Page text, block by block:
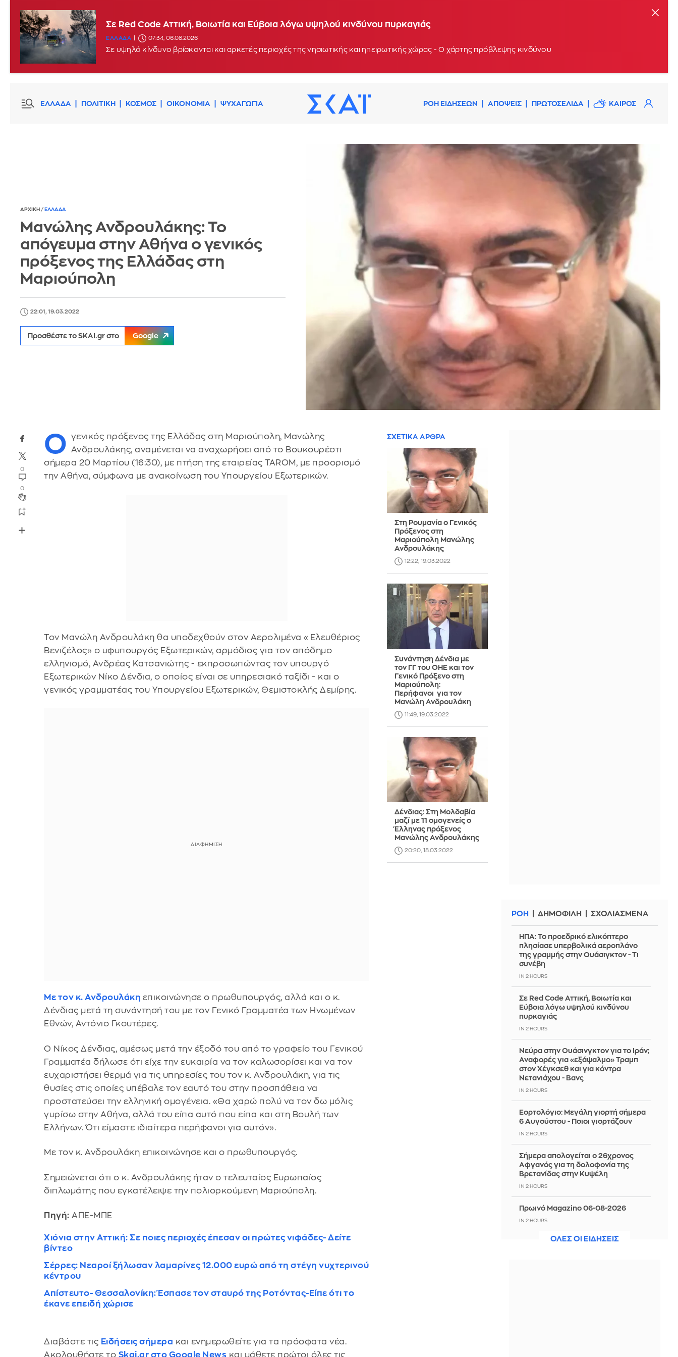
Σε Red Code Αττική, Βοιωτία και Εύβοια λόγω υψηλού κινδύνου πυρκαγιάς
ΕΛΛΑΔΑ 07:34, 06.08.2026
Σε υψηλό κίνδυνο βρίσκονται και αρκετές περιοχές της νησιωτικής και ηπειρωτικής χώρας - Ο χάρτης πρόβλεψης κινδύνου
ΕΛΛΑΔΑ ΠΟΛΙΤΙΚΗ ΚΟΣΜΟΣ ΟΙΚΟΝΟΜΙΑ ΨΥΧΑΓΩΓΙΑ ΡΟΗ ΕΙΔΗΣΕΩΝ ΑΠΟΨΕΙΣ ΠΡΩΤΟΣΕΛΙΔΑ ΚΑΙΡΟΣ
ΑΡΧΙΚΗ / ΕΛΛΑΔΑ
Mανώλης Ανδρουλάκης: Το
απόγευμα στην Αθήνα ο γενικός
πρόξενος της Ελλάδας στη
Μαριούπολη
22:01, 19.03.2022
Προσθέστε το SKAI.gr στο Google
0
0
O γενικός πρόξενος της Ελλάδας στη Μαριούπολη, Μανώλης
Ανδρουλάκης, αναμένεται να αναχωρήσει από το Βουκουρέστι
σήμερα 20 Μαρτίου (16:30), με πτήση της εταιρείας TAROM, με προορισμό
την Αθήνα, σύμφωνα με ανακοίνωση του Υπουργείου Εξωτερικών.
Τον Μανώλη Ανδρουλάκη θα υποδεχθούν στον Αερολιμένα «Ελευθέριος
Βενιζέλος» o υφυπουργός Εξωτερικών, αρμόδιος για τον απόδημο
ελληνισμό, Ανδρέας Κατσανιώτης - εκπροσωπώντας τον υπουργό
Εξωτερικών Νίκο Δένδια, ο οποίος είναι σε υπηρεσιακό ταξίδι - και ο
γενικός γραμματέας του Υπουργείου Εξωτερικών, Θεμιστοκλής Δεμίρης.
Με τον κ. Ανδρουλάκη επικοινώνησε ο πρωθυπουργός, αλλά και ο κ.
Δένδιας μετά τη συνάντησή του με τον Γενικό Γραμματέα των Ηνωμένων
Εθνών, Αντόνιο Γκουτέρες.
Ο Νίκος Δένδιας, αμέσως μετά την έξοδό του από το γραφείο του Γενικού
Γραμματέα δήλωσε ότι είχε την ευκαιρία να τον καλωσορίσει και να τον
ευχαριστήσει θερμά για τις υπηρεσίες του τον κ. Ανδρουλάκη, για τις
θυσίες στις οποίες υπέβαλε τον εαυτό του στην προσπάθεια να
προστατεύσει την ελληνική ομογένεια. «Θα χαρώ πολύ να τον δω μόλις
γυρίσω στην Αθήνα, αλλά του είπα αυτό που είπα και στη Βουλή των
Ελλήνων. Ότι είμαστε ιδιαίτερα περήφανοι για αυτόν».
Με τον κ. Ανδρουλάκη επικοινώνησε και ο πρωθυπουργός.
Σημειώνεται ότι ο κ. Ανδρουλάκης ήταν ο τελευταίος Ευρωπαίος
διπλωμάτης που εγκατέλειψε την πολιορκούμενη Μαριούπολη.
Πηγή: ΑΠΕ-ΜΠΕ
Χιόνια στην Αττική: Σε ποιες περιοχές έπεσαν οι πρώτες νιφάδες- Δείτε
βίντεο
Σέρρες: Nεαροί ξήλωσαν λαμαρίνες 12.000 ευρώ από τη στέγη νυχτερινού
κέντρου
Απίστευτο- Θεσσαλονίκη: Έσπασε τον σταυρό της Ροτόντας-Είπε ότι το
έκανε επειδή χώρισε
Διαβάστε τις Ειδήσεις σήμερα και ενημερωθείτε για τα πρόσφατα νέα.
Ακολουθήστε το Skai.gr στο Google News και μάθετε πρώτοι όλες τις
ΣΧΕΤΙΚΑ ΑΡΘΡΑ
Στη Ρουμανία ο Γενικός
Πρόξενος στη
Μαριούπολη Μανώλης
Ανδρουλάκης
12:22, 19.03.2022
Συνάντηση Δένδια με
τον ΓΓ του ΟΗΕ και τον
Γενικό Πρόξενο στη
Μαριούπολη:
Περήφανοι για τον
Μανώλη Ανδρουλάκη
11:49, 19.03.2022
Δένδιας: Στη Μολδαβία
μαζί με 11 ομογενείς ο
Έλληνας πρόξενος
Μανώλης Ανδρουλάκης
20:20, 18.03.2022
ΡΟΗ ΔΗΜΟΦΙΛΗ ΣΧΟΛΙΑΣΜΕΝΑ
ΗΠΑ: Το προεδρικό ελικόπτερο
πλησίασε υπερβολικά αεροπλάνο
της γραμμής στην Ουάσιγκτον - Τι
συνέβη
IN 2 HOURS
Σε Red Code Αττική, Βοιωτία και
Εύβοια λόγω υψηλού κινδύνου
πυρκαγιάς
IN 2 HOURS
Νεύρα στην Ουάσινγκτον για το Ιράν;
Αναφορές για «εξάψαλμο» Τραμπ
στον Χέγκσεθ και για κόντρα
Νετανιάχου - Βανς
IN 2 HOURS
Εορτολόγιο: Μεγάλη γιορτή σήμερα
6 Αυγούστου - Ποιοι γιορτάζουν
IN 2 HOURS
Σήμερα απολογείται ο 26χρονος
Αφγανός για τη δολοφονία της
Βρετανίδας στην Κυψέλη
IN 2 HOURS
Πρωινό Magazino 06-08-2026
IN 2 HOURS
«Συγγνώμη» Ινφαντίνο για τους
ΟΛΕΣ ΟΙ ΕΙΔΗΣΕΙΣ